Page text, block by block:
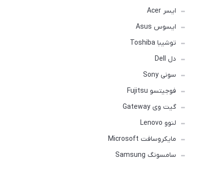
ایسر Acer
ایسوس Asus
توشیبا Toshiba
دل Dell
سونی Sony
فوجیتسو Fujitsu
گیت وی Gateway
لنوو Lenovo
مایکروسافت Microsoft
سامسونگ Samsung